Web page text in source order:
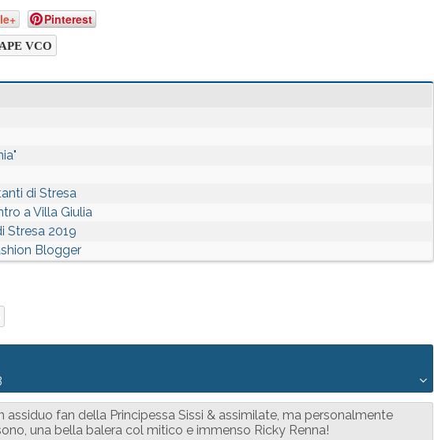
Pinterest
VCO
di Stresa
a Villa Giulia
Stresa 2019
Blogger
assiduo fan della Principessa Sissi & assimilate, ma personalmente
una bella balera col mitico e immenso Ricky Renna!